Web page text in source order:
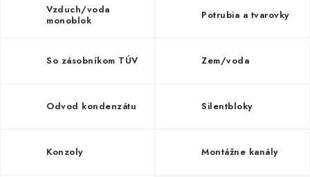
Inštalačný materiál
Podlahové kúrenie
Ventily a armatúry
Vzduch/voda
monoblok
Potrubia a tvarovky
So zásobníkom TÚV Zem/voda
Odvod kondenzátu Silentbloky
Konzoly Montážne kanály